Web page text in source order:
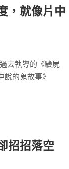
，就像片中
去執導的《驗屍
的鬼故事》
招招落空